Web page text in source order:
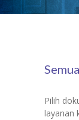
Pilih
layanan